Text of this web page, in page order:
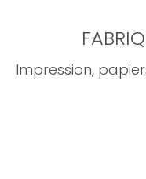
Impression,